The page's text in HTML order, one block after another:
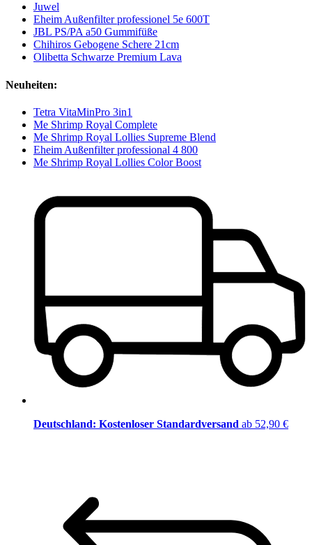
Juwel
Eheim Außenfilter professionel 5e 600T
JBL PS/PA a50 Gummifüße
Chihiros Gebogene Schere 21cm
Olibetta Schwarze Premium Lava
Neuheiten:
Tetra VitaMinPro 3in1
Me Shrimp Royal Complete
Me Shrimp Royal Lollies Supreme Blend
Eheim Außenfilter professional 4 800
Me Shrimp Royal Lollies Color Boost
Deutschland: Kostenloser Standardversand ab 52,90 €